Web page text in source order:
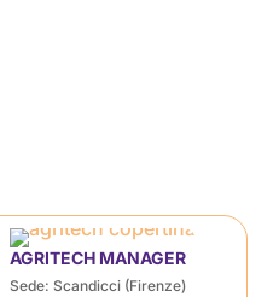
AGRITECH MANAGER
Sede: Scandicci (Firenze)